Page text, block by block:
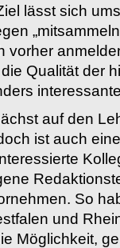
lässt sich
vorher
Qualität der
auf den
ist auch
So
und
Möglichkeit,